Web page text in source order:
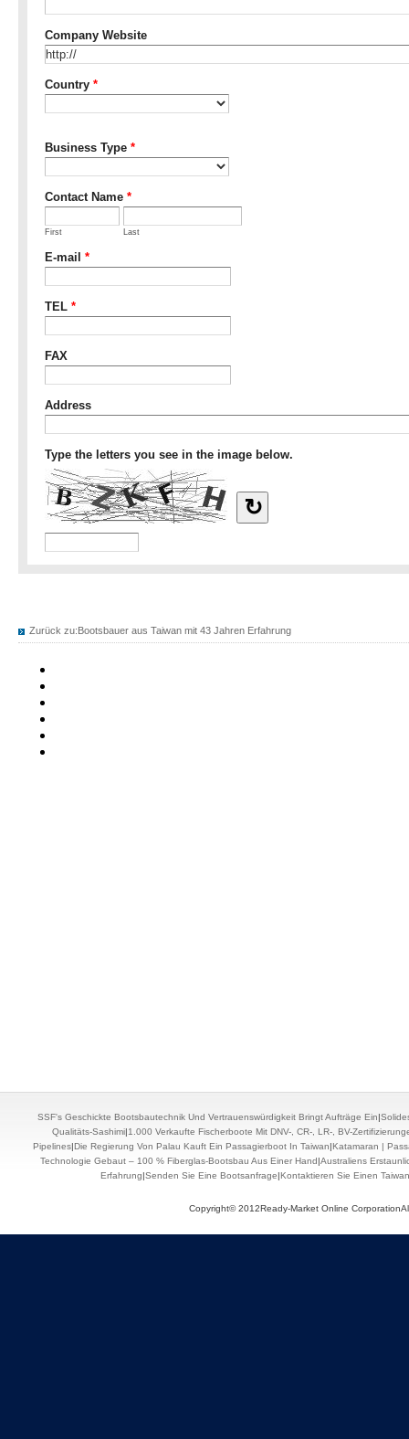
Zurück zu:Bootsbauer aus Taiwan mit 43 Jahren Erfahrung
SSF's Geschickte Bootsbautechnik Und Vertrauenswürdigkeit Bringt Aufträge Ein|
Qualitäts-Sashimi|1.000 Verkaufte Fischerboote Mit DNV-, CR-, LR-, BV-
Pipelines|Die Regierung Von Palau Kauft Ein Passagierboot In Taiwan|Katamaran |
Technologie Gebaut – 100 % Fiberglas-Bootsbau Aus Einer Hand|Australiens
Erfahrung|Senden Sie Eine Bootsanfrage|Kontaktieren Sie Einen
Copyright© 2012Ready-Market Online